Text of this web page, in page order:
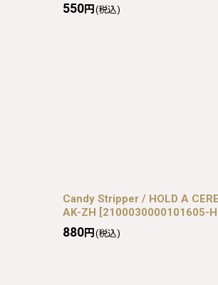
550円 (税込)
Candy Stripper / HOLD A
AK-ZH [2100030000101605-
880円 (税込)